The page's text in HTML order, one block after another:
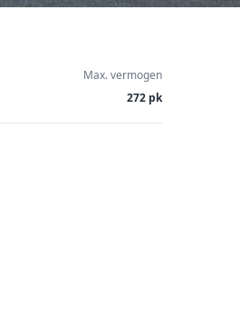
Max. vermogen
272 pk